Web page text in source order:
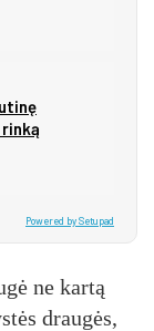
Powered by Setupad
ne kar­tą
drau­gės,